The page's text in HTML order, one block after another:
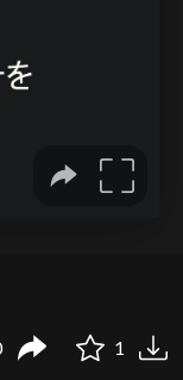
1